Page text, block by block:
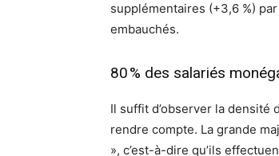
supplémentaires (+3,6 %)
embauchés.
80 % des salariés
Il suffit d’observer la densité
rendre compte. La grande
», c’est-à-dire qu’ils